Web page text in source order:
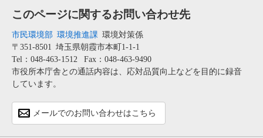
このページに関するお問い合わせ先
市民環境部 環境推進課 環境対策係
〒351-8501 埼玉県朝霞市本町1-1-1
Tel：048-463-1512
Fax：048-463-9490
市役所本庁舎との通話内容は、応対品質向上などを目的に録音
しています。
メールでのお問い合わせはこちら